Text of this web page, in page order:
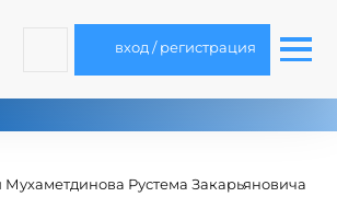
вход / регистрация
Мухаметдинова Рустема Закарьяновича